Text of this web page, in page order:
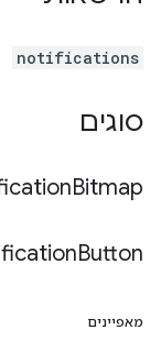
notifications
סוגים
Bitmap
Button
מאפיינים